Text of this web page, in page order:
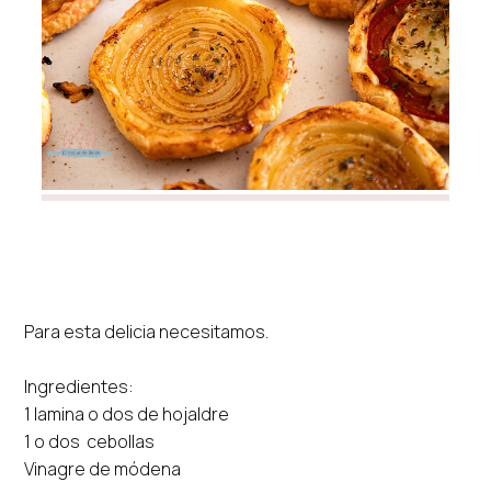
Para esta delicia necesitamos.
Ingredientes:
1 lamina o dos de hojaldre
1 o dos cebollas
Vinagre de módena